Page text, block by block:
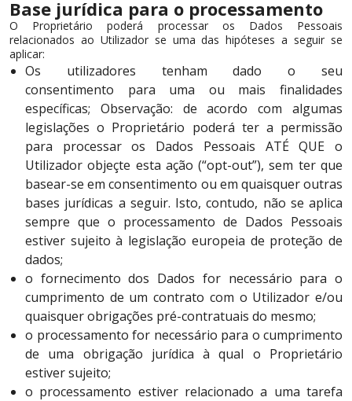
Base jurídica para o processamento
O Proprietário poderá processar os Dados Pessoais
relacionados ao Utilizador se uma das hipóteses a seguir se
aplicar:
Os utilizadores tenham dado o seu
consentimento para uma ou mais finalidades
específicas; Observação: de acordo com algumas
legislações o Proprietário poderá ter a permissão
para processar os Dados Pessoais ATÉ QUE o
Utilizador objeçte esta ação (“opt-out”), sem ter que
basear-se em consentimento ou em quaisquer outras
bases jurídicas a seguir. Isto, contudo, não se aplica
sempre que o processamento de Dados Pessoais
estiver sujeito à legislação europeia de proteção de
dados;
o fornecimento dos Dados for necessário para o
cumprimento de um contrato com o Utilizador e/ou
quaisquer obrigações pré-contratuais do mesmo;
o processamento for necessário para o cumprimento
de uma obrigação jurídica à qual o Proprietário
estiver sujeito;
o processamento estiver relacionado a uma tarefa